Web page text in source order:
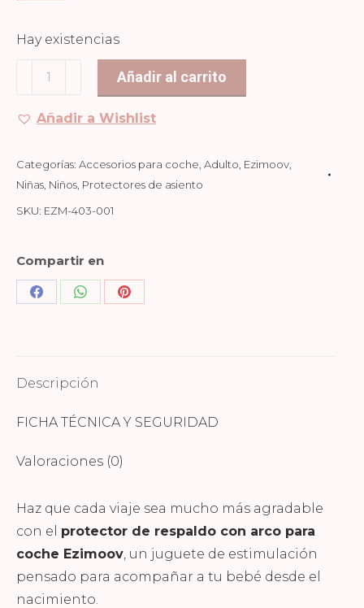
Hay existencias
PROTECTOR
RESPALDO
ARCO
cantidad
Añadir al carrito
Añadir a Wishlist
Categorías: Accesorios para coche Adulto Ezimoov
Niñas Niños Protectores de asiento
SKU: EZM-403-001
Compartir en
Share Share Share
Descripción
FICHA TÉCNICA Y SEGURIDAD
Valoraciones (0)
Haz que cada viaje sea mucho más agradable
con el protector de respaldo con arco para
coche Ezimoov , un juguete de estimulación
pensado para acompañar a tu bebé desde el
nacimiento.